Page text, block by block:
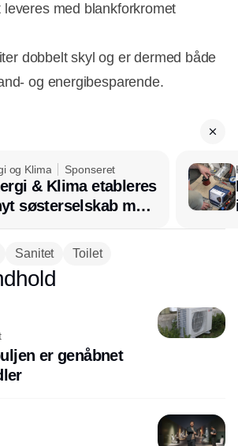
med blankforkromet
dobbelt skyl og er dermed både
og energibesparende.
og Klima Sponseret
& Klima etableres
søsterselskab med
RL Ventilation
Sanitet Toilet
Annonce
er genåbnet